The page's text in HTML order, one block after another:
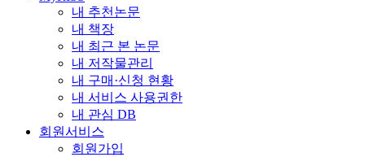
내 추천논문
내 책장
내 최근 본 논문
내 저작물관리
내 구매·신청 현황
내 서비스 사용권한
내 관심 DB
회원서비스
회원가입